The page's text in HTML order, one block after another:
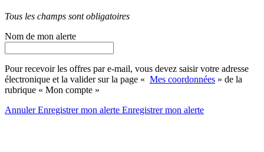
Tous les champs sont obligatoires
Nom de mon alerte
Pour recevoir les offres par e-mail, vous devez saisir votre adresse
électronique et la valider sur la page « Mes coordonnées » de la
rubrique « Mon compte »
AnnulerEnregistrer mon alerte Enregistrermon alerte